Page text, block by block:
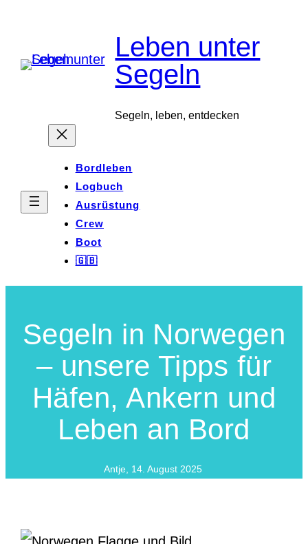
springen
Leben unter
Segeln
Segeln, leben, entdecken
Bordleben
Logbuch
Ausrüstung
Crew
Boot
🇬🇧
Segeln in Norwegen
– unsere Tipps für
Häfen, Ankern und
Leben an Bord
Antje, 14. August 2025